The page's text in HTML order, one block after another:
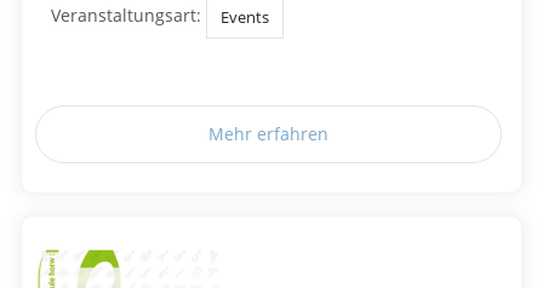
Veranstaltungsart: Events
Mehr erfahren